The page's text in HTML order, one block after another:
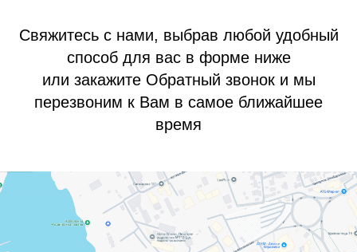
Свяжитесь с нами, выбрав любой удобный
способ для вас в форме ниже
или закажите Обратный звонок и мы
перезвоним к Вам в самое ближайшее
время